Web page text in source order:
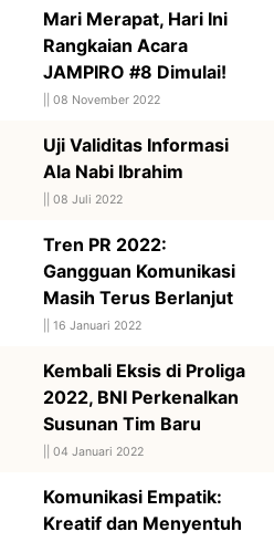
Mari Merapat, Hari Ini
Rangkaian Acara
JAMPIRO #8 Dimulai!
08 November 2022
Uji Validitas Informasi
Ala Nabi Ibrahim
08 Juli 2022
Tren PR 2022:
Gangguan Komunikasi
Masih Terus Berlanjut
16 Januari 2022
Kembali Eksis di Proliga
2022, BNI Perkenalkan
Susunan Tim Baru
04 Januari 2022
Komunikasi Empatik:
Kreatif dan Menyentuh